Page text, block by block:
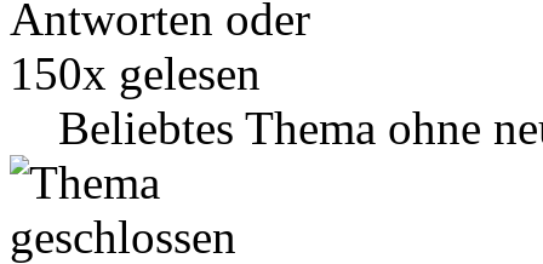
Beliebtes Thema ohne